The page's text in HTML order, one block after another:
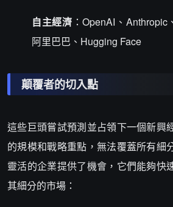
自主經濟 ：OpenAI、Anthropic
阿里巴巴、Hugging Face
顛覆者的切入點
這些巨頭嘗試預測並占領下一個新興
的規模和戰略重點，無法覆蓋所有細
靈活的企業提供了機會，它們能夠快
其細分的市場：